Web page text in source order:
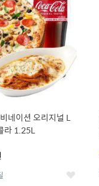
네이션 오리지널 L
라 1.25L
좋